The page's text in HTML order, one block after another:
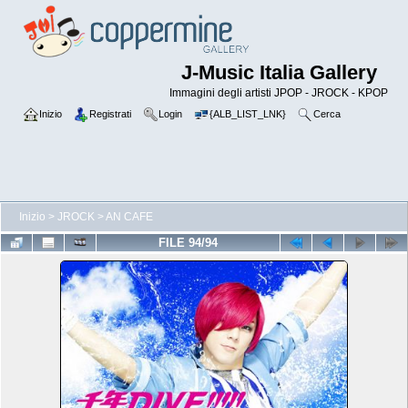
J-Music Italia Gallery
Immagini degli artisti JPOP - JROCK - KPOP
Inizio Registrati Login {ALB_LIST_LNK} Cerca
Inizio > JROCK >AN CAFE
FILE 94/94